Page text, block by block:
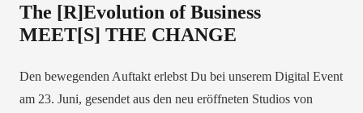
The [R]Evolution of Business
MEET[S] THE CHANGE
Den bewegenden Auftakt erlebst Du bei unserem Digital Event
am 23. Juni, gesendet aus den neu eröffneten Studios von